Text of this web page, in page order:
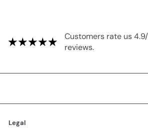
Customers rate us
reviews.
Legal